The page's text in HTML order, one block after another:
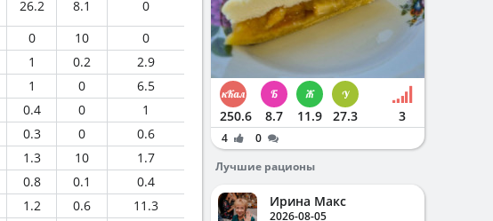
26.2 8.1
0
0 10
0
1 0.2
2.9
1 0
6.5
0.4 0
1
0.3 0
0.6
1.3 10
1.7
0.8 0.1
0.4
1.2 0.6
11.3
250.6 8.7 11.9 27.3 3
4
0
Лучшие рационы
Ирина Макс
2026-08-05